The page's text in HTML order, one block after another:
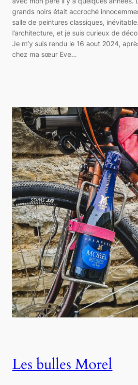
grands noirs était accroché
salle de peintures classiques,
l’architecture, et je suis curieux de
Je m’y suis rendu le 16 aout 2024,
chez ma sœur Eve…
Les bulles Morel